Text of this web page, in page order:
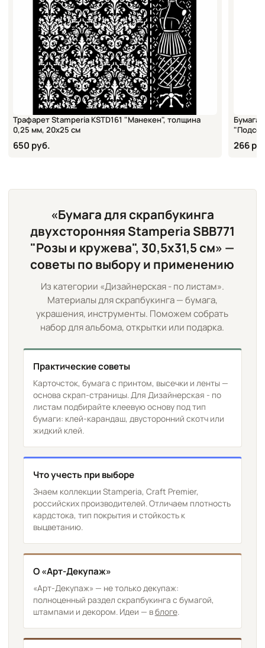
Трафарет Stamperia KSTD161 "Манекен", толщина
0,25 мм, 20х25 см
650 руб.
Бумага
266
«Бумага для скрапбукинга
двухсторонняя Stamperia SBB771
"Розы и кружева", 30,5х31,5 см» —
советы по выбору и применению
Из категории «Дизайнерская - по листам».
Материалы для скрапбукинга — бумага,
украшения, инструменты. Поможем собрать
набор для альбома, открытки или подарка.
Практические советы
Карточсток, бумага с принтом, высечки и ленты —
основа скрап-страницы. Для Дизайнерская - по
листам подбирайте клеевую основу под тип
бумаги: клей-карандаш, двусторонний скотч или
жидкий клей.
Что учесть при выборе
Знаем коллекции Stamperia, Craft Premier,
российских производителей. Отличаем плотность
кардстока, тип покрытия и стойкость к
выцветанию.
О «Арт-Декупаж»
«Арт-Декупаж» — не только декупаж:
полноценный раздел скрапбукинга с бумагой,
штампами и декором. Идеи — вблоге.